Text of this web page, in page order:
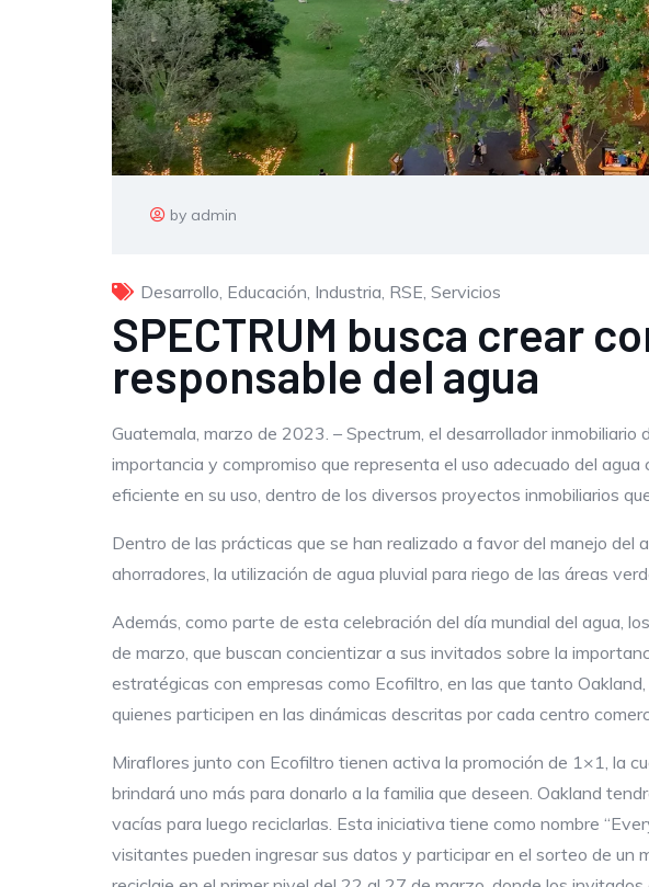
by admin
Desarrollo, Educación, Industria, RSE, Servicios
SPECTRUM busca crear
responsable del agua
Guatemala, marzo de 2023. – Spectrum, el desarrollador
importancia y compromiso que representa el uso adecuado del
eficiente en su uso, dentro de los diversos proyectos inmobiliarios
Dentro de las prácticas que se han realizado a favor del manejo
ahorradores, la utilización de agua pluvial para riego de las áreas
Además, como parte de esta celebración del día mundial del agua,
de marzo, que buscan concientizar a sus invitados sobre la
estratégicas con empresas como Ecofiltro, en las que tanto
quienes participen en las dinámicas descritas por cada centro
Miraflores junto con Ecofiltro tienen activa la promoción de 1×1, la
brindará uno más para donarlo a la familia que deseen. Oakland
vacías para luego reciclarlas. Esta iniciativa tiene como nombre
visitantes pueden ingresar sus datos y participar en el sorteo de un